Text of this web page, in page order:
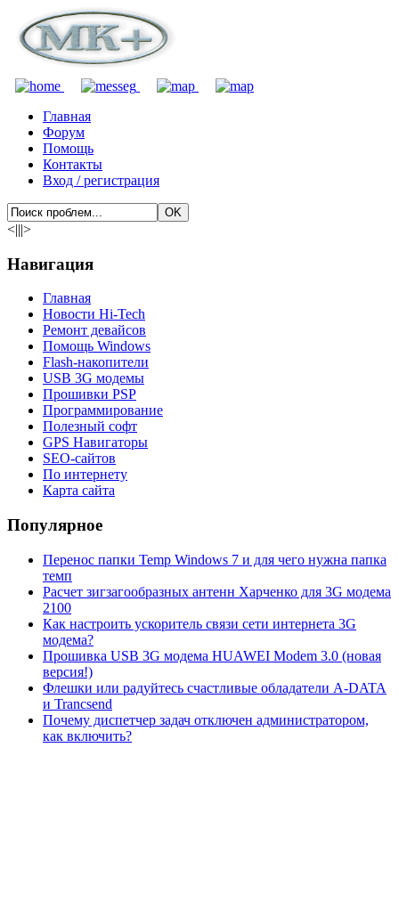
Главная
Форум
Помощь
Контакты
Вход / регистрация
<|||>
Навигация
Главная
Новости Hi-Tech
Ремонт девайсов
Помощь Windows
Flash-накопители
USB 3G модемы
Прошивки PSP
Программирование
Полезный софт
GPS Навигаторы
SEO-сайтов
По интернету
Карта сайта
Популярное
Перенос папки Temp Windows 7 и для чего нужна папка
темп
Расчет зигзагообразных антенн Харченко для 3G модема
2100
Как настроить ускоритель связи сети интернета 3G
модема?
Прошивка USB 3G модема HUAWEI Modem 3.0 (новая
версия!)
Флешки или радуйтесь счастливые обладатели A-DATA
и Trancsend
Почему диспетчер задач отключен администратором,
как включить?